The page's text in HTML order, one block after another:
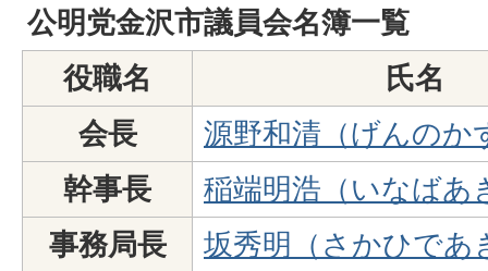
公明党金沢市議員会名簿一覧
役職名
氏名
会長
源野和清（げんのか
幹事長
稲端明浩（いなばあ
事務局長
坂秀明（さかひであ